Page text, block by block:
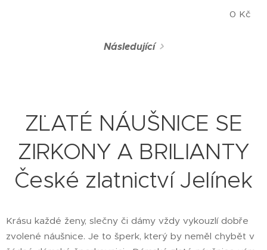
0 Kč
Následující
Z¨LATÉ NÁUŠNICE SE
ZIRKONY A BRILIANTY
České zlatnictví Jelínek
Krásu každé ženy, slečny či dámy vždy vykouzlí dobře
zvolené náušnice. Je to šperk, který by neměl chybět v